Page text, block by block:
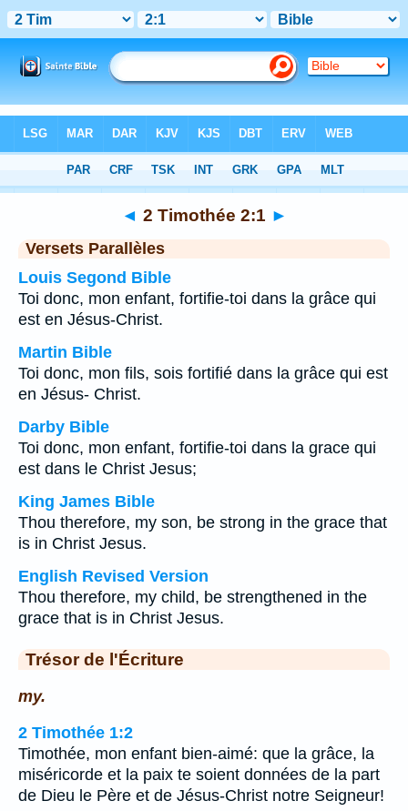
Chapitre 2 > Verset 1
◄ 2 Timothée 2:1 ►
Versets Parallèles
Louis Segond Bible
Toi donc, mon enfant, fortifie-toi dans la grâce qui
est en Jésus-Christ.
Martin Bible
Toi donc, mon fils, sois fortifié dans la grâce qui est
en Jésus- Christ.
Darby Bible
Toi donc, mon enfant, fortifie-toi dans la grace qui
est dans le Christ Jesus;
King James Bible
Thou therefore, my son, be strong in the grace that
is in Christ Jesus.
English Revised Version
Thou therefore, my child, be strengthened in the
grace that is in Christ Jesus.
Trésor de l'Écriture
my.
2 Timothée 1:2
Timothée, mon enfant bien-aimé: que la grâce, la
miséricorde et la paix te soient données de la part
de Dieu le Père et de Jésus-Christ notre Seigneur!